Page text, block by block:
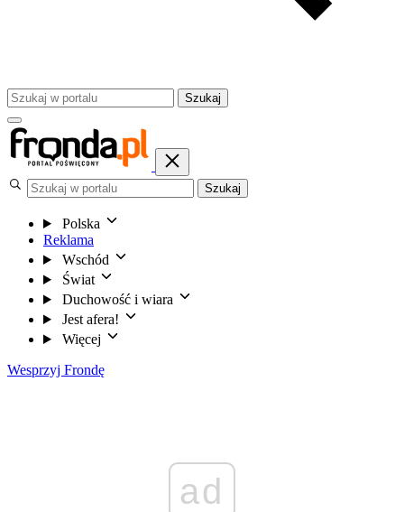
Szukaj
Szukaj
Polska
Reklama
Wschód
Świat
Duchowość i wiara
Jest afera!
Więcej
Wesprzyj Frondę
ad